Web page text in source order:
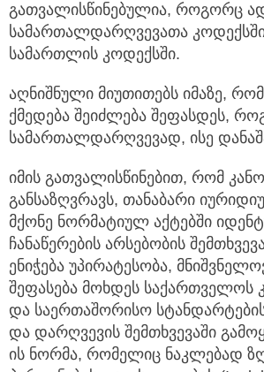
გათვალისწინებულია, როგორც
სამართალდარღვევათა
სამართლის კოდექსში.
აღნიშნული მიუთითებს იმაზე,
ქმედება შეიძლება შეფასდეს,
სამართალდარღვევად, ისე
იმის გათვალისწინებით, რომ
განსაზღვრავს, თანაბარი
მქონე ნორმატიულ აქტებში
ჩანაწერების არსებობის
ენიჭება უპირატესობა,
შეფასება მოხდეს საქართველოს
და საერთაშორისო სტანდარტების
და დარღვევის შემთხვევაში
ის ნორმა, რომელიც ნაკლებად